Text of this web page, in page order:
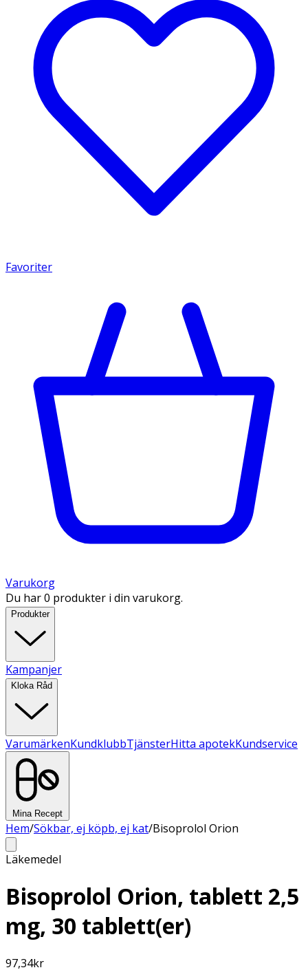
Favoriter
Varukorg
Du har 0 produkter i din varukorg.
Produkter
Kampanjer
Kloka Råd
VarumärkenKundklubbTjänsterHitta apotekKundservice
Mina Recept
Hem/Sökbar, ej köpb, ej kat/Bisoprolol Orion
Läkemedel
Bisoprolol Orion, tablett 2,5
mg, 30 tablett(er)
97,34kr